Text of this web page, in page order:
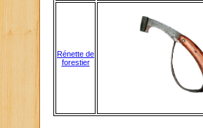
Rénette de
forestier